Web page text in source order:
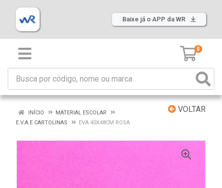
Baixe já o APP da WR
0
VOLTAR
INÍCIO
MATERIAL ESCOLAR
E.V.A E CARTOLINAS
EVA 40X48CM ROSA